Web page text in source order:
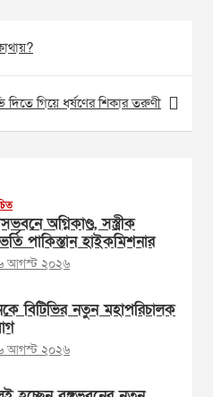
দিতে গিয়ে ধর্ষণের শিকার তরুণী
অগ্নিকাণ্ড, সস্ত্রীক
পাকিস্তান হাইকমিশনার
আগস্ট ২০২৬
বিটিভির নতুন মহাপরিচালক
আগস্ট ২০২৬